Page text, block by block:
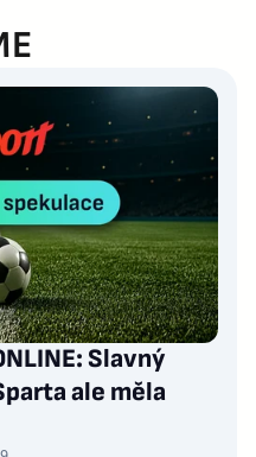
Slavný
ale měla